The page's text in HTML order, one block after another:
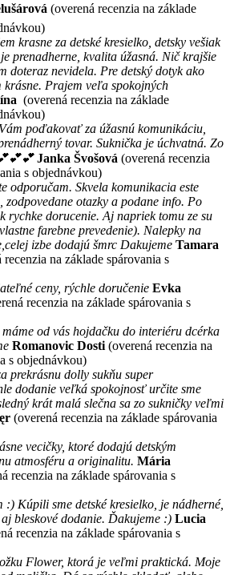
(overená recenzia na základe
krasne za detské kresielko, detsky vešiak
prenadherne, kvalita úžasná. Nič krajšie
doteraz nevidela. Pre detský dotyk ako
krásne. Prajem veľa spokojných
(overená recenzia na základe
poďakovať za úžasnú komunikáciu,
tovar. Suknička je úchvatná. Zo
Janka Švošová (overená recenzia
s objednávkou)
odporučam. Skvela komunikacia este
zodpovedane otazky a podane info. Po
rychke dorucenie. Aj napriek tomu ze su
farebne prevedenie). Nalepky na
izbe dodajú šmrc Dakujeme Tamara
recenzia na základe spárovania s
ceny, rýchle doručenie Evka
recenzia na základe spárovania s
od vás hojdačku do interiéru dcérka
Romanovic Dosti (overená recenzia na
s objednávkou)
prekrásnu dolly sukňu super
dodanie veľká spokojnosť určite sme
krát malá slečna sa zo sukničky veľmi
(overená recenzia na základe spárovania
vecičky, ktoré dodajú detským
atmosféru a originalitu. Mária
recenzia na základe spárovania s
Kúpili sme detské kresielko, je nádherné,
bleskové dodanie. Ďakujeme :) Lucia
recenzia na základe spárovania s
Flower, ktorá je veľmi praktická. Moje